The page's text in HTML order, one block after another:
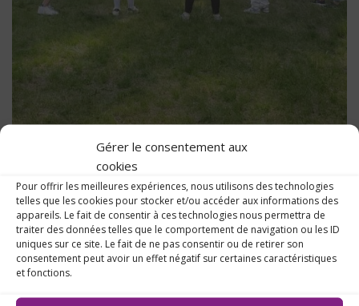
Gérer le consentement aux
cookies
Pour offrir les meilleures expériences, nous utilisons des technologies
telles que les cookies pour stocker et/ou accéder aux informations des
appareils. Le fait de consentir à ces technologies nous permettra de
traiter des données telles que le comportement de navigation ou les ID
uniques sur ce site. Le fait de ne pas consentir ou de retirer son
consentement peut avoir un effet négatif sur certaines caractéristiques
et fonctions.